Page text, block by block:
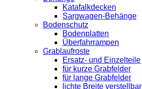
Katafalkdecken
Sargwagen-Behänge
Bodenschutz
Bodenplatten
Überfahrrampen
Grablaufroste
Ersatz- und Einzelteile
für kurze Grabfelder
für lange Grabfelder
lichte Breite verstellbar